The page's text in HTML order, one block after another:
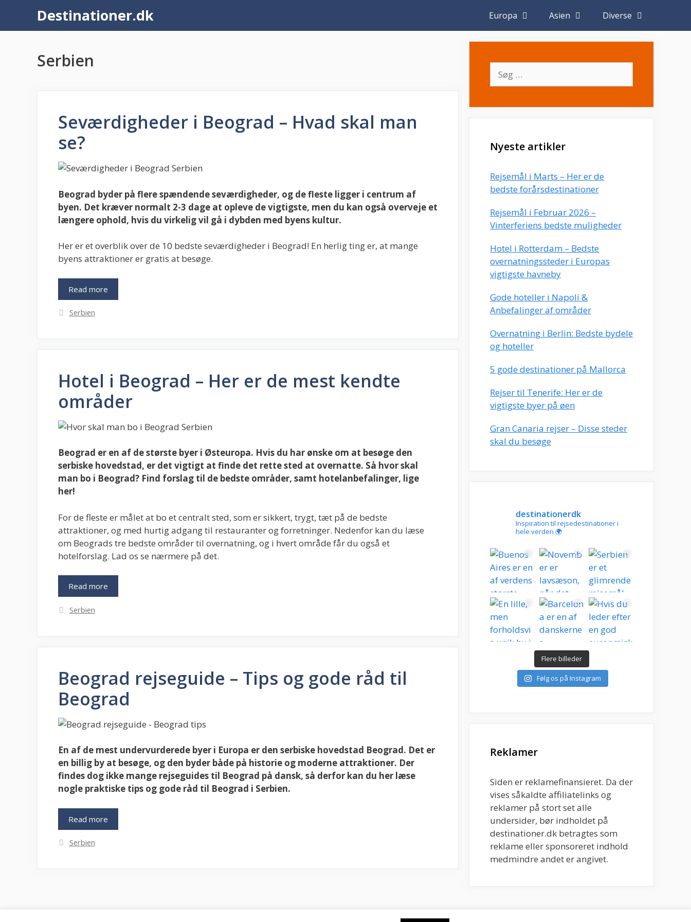
indhold
Destinationer.dk Europa Asien Diverse
Serbien
Seværdigheder i Beograd – Hvad skal man
se?
Beograd byder på flere spændende seværdigheder, og de fleste ligger i centrum af
byen. Det kræver normalt 2-3 dage at opleve de vigtigste, men du kan også overveje et
længere ophold, hvis du virkelig vil gå i dybden med byens kultur.
Her er et overblik over de 10 bedste seværdigheder i Beograd! En herlig ting er, at mange
byens attraktioner er gratis at besøge.
Read more
Kategorier
Serbien
Hotel i Beograd – Her er de mest kendte
områder
Beograd er en af de største byer i Østeuropa. Hvis du har ønske om at besøge den
serbiske hovedstad, er det vigtigt at finde det rette sted at overnatte. Så hvor skal
man bo i Beograd? Find forslag til de bedste områder, samt hotelanbefalinger, lige
her!
For de fleste er målet at bo et centralt sted, som er sikkert, trygt, tæt på de bedste
attraktioner, og med hurtig adgang til restauranter og forretninger. Nedenfor kan du læse
om Beograds tre bedste områder til overnatning, og i hvert område får du også et
hotelforslag. Lad os se nærmere på det.
Read more
Kategorier
Serbien
Beograd rejseguide – Tips og gode råd til
Beograd
En af de mest undervurderede byer i Europa er den serbiske hovedstad Beograd. Det er
en billig by at besøge, og den byder både på historie og moderne attraktioner. Der
findes dog ikke mange rejseguides til Beograd på dansk, så derfor kan du her læse
nogle praktiske tips og gode råd til Beograd i Serbien.
Read more
Kategorier
Serbien
efter:
Nyeste artikler
Rejsemål i Marts – Her er de
bedste forårsdestinationer
Rejsemål i Februar 2026 –
Vinterferiens bedste muligheder
Hotel i Rotterdam – Bedste
overnatningssteder i Europas
vigtigste havneby
Gode hoteller i Napoli &
Anbefalinger af områder
Overnatning i Berlin: Bedste bydele
og hoteller
5 gode destinationer på Mallorca
Rejser til Tenerife: Her er de
vigtigste byer på øen
Gran Canaria rejser – Disse steder
skal du besøge
destinationerdk
Inspiration til rejsedestinationer i
hele verden 🌍
Flere billeder
Følg os på Instagram
Reklamer
Siden er reklamefinansieret. Da der
vises såkaldte affiliatelinks og
reklamer på stort set alle
undersider, bør indholdet på
destinationer.dk betragtes som
reklame eller sponsoreret indhold
medmindre andet er angivet.